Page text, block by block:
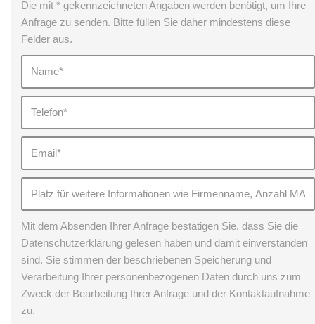
Die mit * gekennzeichneten Angaben werden benötigt, um Ihre
Anfrage zu senden. Bitte füllen Sie daher mindestens diese
Felder aus.
Mit dem Absenden Ihrer Anfrage bestätigen Sie, dass Sie die
Datenschutzerklärung gelesen haben und damit einverstanden
sind. Sie stimmen der beschriebenen Speicherung und
Verarbeitung Ihrer personenbezogenen Daten durch uns zum
Zweck der Bearbeitung Ihrer Anfrage und der Kontaktaufnahme
zu.